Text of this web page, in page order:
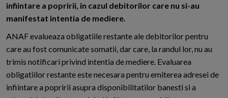
infiintare a popririi, in cazul debitorilor care nu si-au
manifestat intentia de mediere.
ANAF evalueaza obligatiile restante ale debitorilor pentru
care au fost comunicate somatii, dar care, la randul lor, nu au
trimis notificari privind intentia de mediere. Evaluarea
obligatiilor restante este necesara pentru emiterea adresei de
infiintare a popririi asupra disponibilitatilor banesti si a